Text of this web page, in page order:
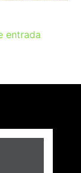
entrada